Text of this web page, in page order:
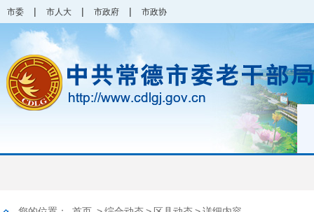
市委 | 市人大 | 市政府 | 市政协